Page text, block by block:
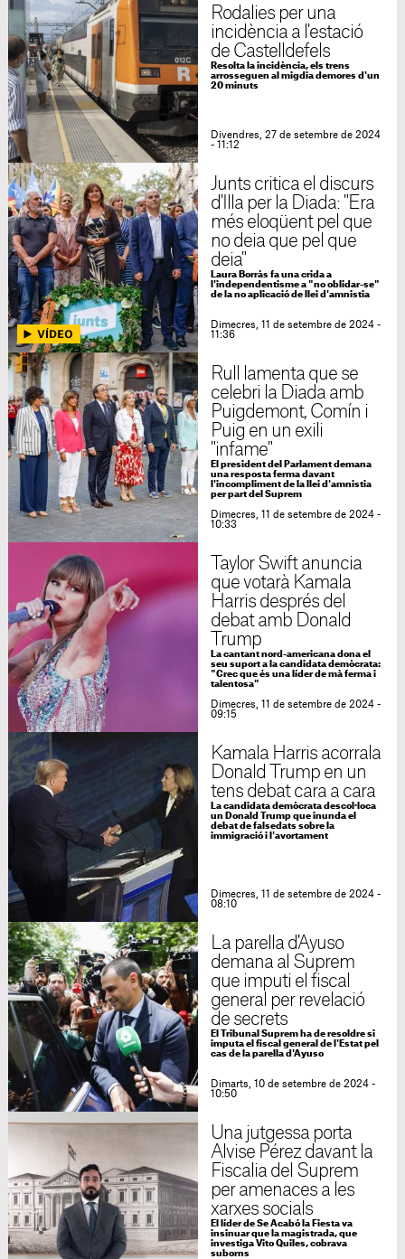
Rodalies per una
incidència a l'estació
de Castelldefels
Resolta la incidència, els trens
arrosseguen al migdia demores d'un
20 minuts
Divendres, 27 de setembre de 2024
- 11:12
Junts critica el discurs
d'Illa per la Diada: "Era
més eloqüent pel que
no deia que pel que
deia"
Laura Borràs fa una crida a
l'independentisme a "no oblidar-se"
de la no aplicació de llei d'amnistia
Dimecres, 11 de setembre de 2024 -
11:36
Rull lamenta que se
celebri la Diada amb
Puigdemont, Comín i
Puig en un exili
"infame"
El president del Parlament demana
una resposta ferma davant
l'incompliment de la llei d'amnistia
per part del Suprem
Dimecres, 11 de setembre de 2024 -
10:33
Taylor Swift anuncia
que votarà Kamala
Harris després del
debat amb Donald
Trump
La cantant nord-americana dona el
seu suport a la candidata demòcrata:
"Crec que és una líder de mà ferma i
talentosa"
Dimecres, 11 de setembre de 2024 -
09:15
Kamala Harris acorrala
Donald Trump en un
tens debat cara a cara
La candidata demòcrata descol·loca
un Donald Trump que inunda el
debat de falsedats sobre la
immigració i l'avortament
Dimecres, 11 de setembre de 2024 -
08:10
La parella d'Ayuso
demana al Suprem
que imputi el fiscal
general per revelació
de secrets
El Tribunal Suprem ha de resoldre si
imputa el fiscal general de l'Estat pel
cas de la parella d'Ayuso
Dimarts, 10 de setembre de 2024 -
10:50
Una jutgessa porta
Alvise Pérez davant la
Fiscalia del Suprem
per amenaces a les
xarxes socials
El líder de Se Acabó la Fiesta va
insinuar que la magistrada, que
investiga Vito Quiles, cobrava
suborns